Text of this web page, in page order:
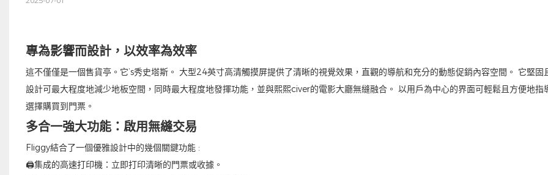
專為影響而設計，以效率為效率
這不僅僅是一個售貨亭。它’s秀史塔斯。 大型24英寸高清觸摸屏提供了清晰的視覺效果，直觀的導航和充分的動態促銷內容空間。 它堅固
設計可最大程度地減少地板空間，同時最大程度地發揮功能，並與熙熙civer的電影大廳無縫融合。 以用戶為中心的界面可輕鬆且方便地指
選擇購買到門票。
多合一強大功能：啟用無縫交易
Fliggy結合了一個優雅設計中的幾個關鍵功能 :
🖨️集成的高速打印機：立即打印清晰的門票或收據。